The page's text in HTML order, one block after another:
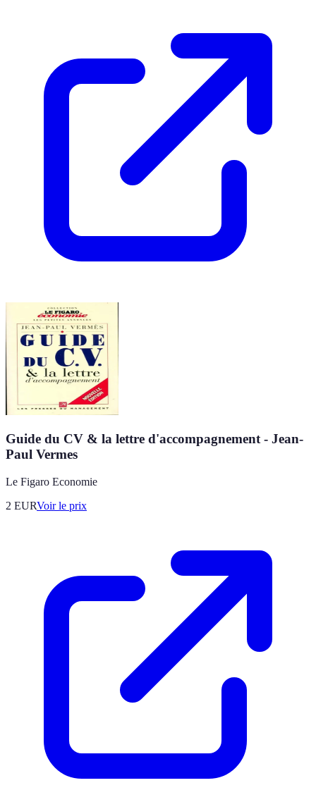
Guide du CV & la lettre d'accompagnement - Jean-
Paul Vermes
Le Figaro Economie
2 EURVoir le prix